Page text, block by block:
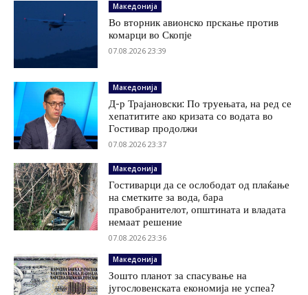
Македонија
Во вторник авионско прскање против
комарци во Скопје
07.08.2026 23:39
Македонија
Д-р Трајановски: По труењата, на ред се
хепатитите ако кризата со водата во
Гостивар продолжи
07.08.2026 23:37
Македонија
Гостиварци да се ослободат од плаќање
на сметките за вода, бара
правобранителот, општината и владата
немаат решение
07.08.2026 23:36
Македонија
Зошто планот за спасување на
југословенската економија не успеа?